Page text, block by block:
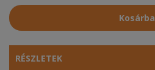
Kosárba
RÉSZLETEK